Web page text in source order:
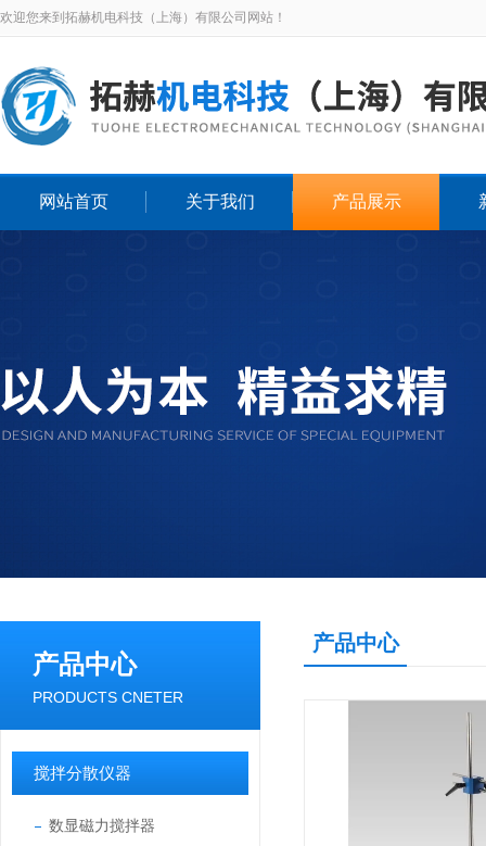
欢迎您来到拓赫机电科技（上海）有限公司网站！
网站首页 关于我们 产品展示
产品中心
PRODUCTS CNETER
搅拌分散仪器
数显磁力搅拌器
产品中心